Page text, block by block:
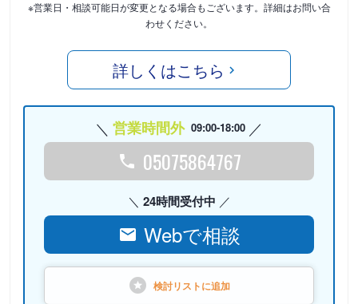
※営業日・相談可能日が変更となる場合もございます。詳細はお問い合
わせください。
詳しくはこちら
営業時間外 09:00-18:00
05075864767
24時間受付中
Webで相談
検討リストに追加